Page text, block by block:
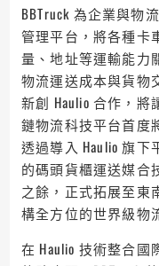
BBTruck 為企業與物
管理平台，將各種卡
量、地址等運輸能力
物流運送成本與貨物
新創 Haulio 合作，將
鏈物流科技平台首度
透過導入 Haulio 旗下
的碼頭貨櫃運送媒合
之餘，正式拓展至東
構全方位的世界級物
在 Haulio 技術整合